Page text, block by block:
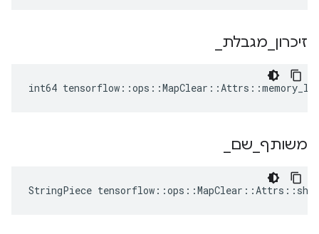
זיכרון מגבלת
int64
משותף שם
StringPiece